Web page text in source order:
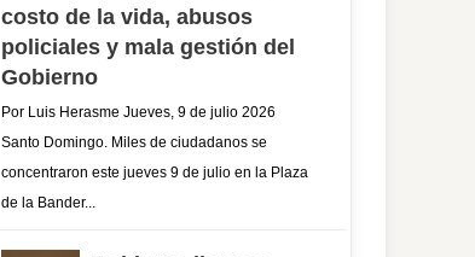
costo de la vida, abusos
policiales y mala gestión del
Gobierno
Por Luis Herasme Jueves, 9 de julio 2026
Santo Domingo. Miles de ciudadanos se
concentraron este jueves 9 de julio en la Plaza
de la Bander...